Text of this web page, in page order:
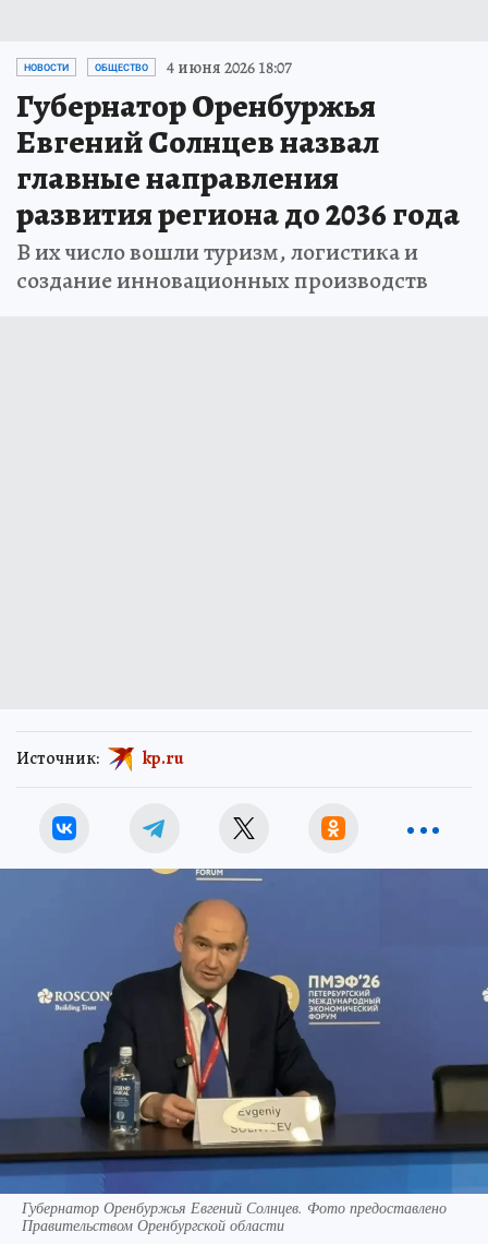
НОВОСТИ ОБЩЕСТВО 4 июня 2026 18:07
Губернатор Оренбуржья
Евгений Солнцев назвал
главные направления
развития региона до 2036 года
В их число вошли туризм, логистика и
создание инновационных производств
Источник: kp.ru
Губернатор Оренбуржья Евгений Солнцев. Фото предоставлено
Правительством Оренбургской области